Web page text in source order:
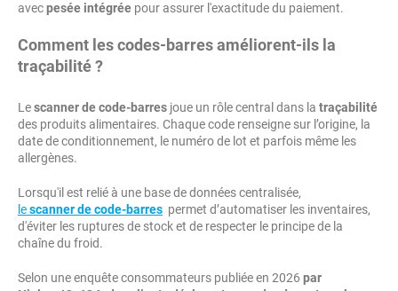
avecpesée intégrée pour assurer l'exactitude du paiement.
Comment les codes-barres améliorent-ils la
traçabilité ?
Lescanner de code-barres joue un rôle central dans la traçabilité
des produits alimentaires. Chaque code renseigne sur l’origine, la
date de conditionnement, le numéro de lot et parfois même les
allergènes.
Lorsqu'il est relié à une base de données centralisée,
lescanner de code-barres permet d’automatiser les inventaires,
d'éviter les ruptures de stock et de respecter le principe de la
chaîne du froid.
Selon une enquête consommateurs publiée en 2026 par